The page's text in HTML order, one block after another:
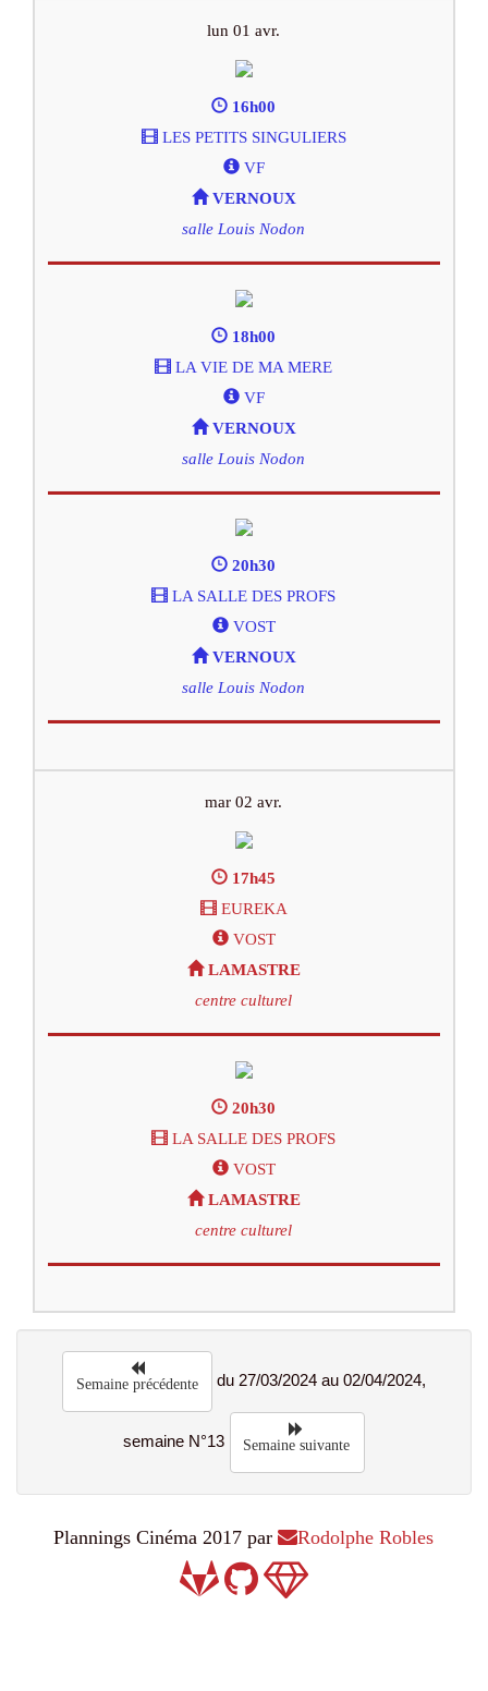
lun 01 avr.
16h00
LES PETITS SINGULIERS
VF
VERNOUX
salle Louis Nodon
18h00
LA VIE DE MA MERE
VF
VERNOUX
salle Louis Nodon
20h30
LA SALLE DES PROFS
VOST
VERNOUX
salle Louis Nodon
mar 02 avr.
17h45
EUREKA
VOST
LAMASTRE
centre culturel
20h30
LA SALLE DES PROFS
VOST
LAMASTRE
centre culturel
Semaine précédente du 27/03/2024 au 02/04/2024,
semaine N°13 Semaine suivante
Plannings Cinéma 2017 par Rodolphe Robles